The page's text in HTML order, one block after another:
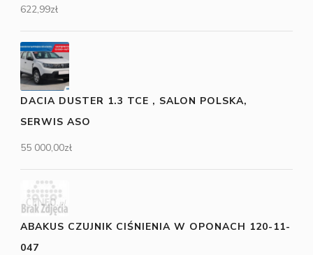
622,99zł
DACIA DUSTER 1.3 TCE , SALON POLSKA,
SERWIS ASO
55 000,00zł
ABAKUS CZUJNIK CIŚNIENIA W OPONACH 120-11-
047